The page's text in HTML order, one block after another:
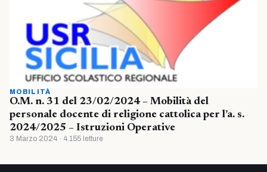
MOBILITÀ
O.M. n. 31 del 23/02/2024 – Mobilità del
personale docente di religione cattolica per l’a. s.
2024/2025 – Istruzioni Operative
3 Marzo 2024 · 4.155 letture